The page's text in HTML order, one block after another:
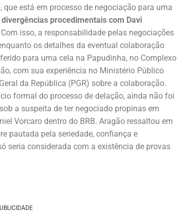
, que está em processo de negociação para uma
divergências procedimentais com Davi
isso, a responsabilidade pelas negociações
os detalhes da eventual colaboração
para uma cela na Papudinha, no Complexo
com sua experiência no Ministério Público
da República (PGR) sobre a colaboração.
formal do processo de delação, ainda não foi
a suspeita de ter negociado propinas em
Vorcaro dentro do BRB. Aragão ressaltou em
pautada pela seriedade, confiança e
seria considerada com a existência de provas